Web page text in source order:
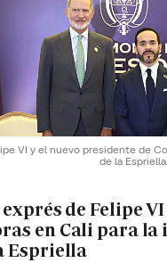
VI y el nuevo presidente de
de la Espriella.
de Felipe
en Cali para
Espriella